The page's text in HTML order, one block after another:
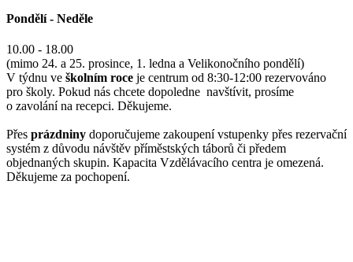
Pondělí - Neděle
10.00 - 18.00
(mimo 24. a 25. prosince, 1. ledna a Velikonočního pondělí)
V týdnu ve školním roce je centrum od 8:30-12:00 rezervováno
pro školy. Pokud nás chcete dopoledne navštívit, prosíme
o zavolání na recepci. Děkujeme.
Přes prázdniny doporučujeme zakoupení vstupenky přes rezervační
systém z důvodu návštěv příměstských táborů či předem
objednaných skupin. Kapacita Vzdělávacího centra je omezená.
Děkujeme za pochopení.